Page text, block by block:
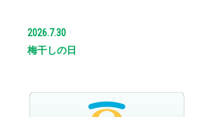
2026.7.30
梅干しの日